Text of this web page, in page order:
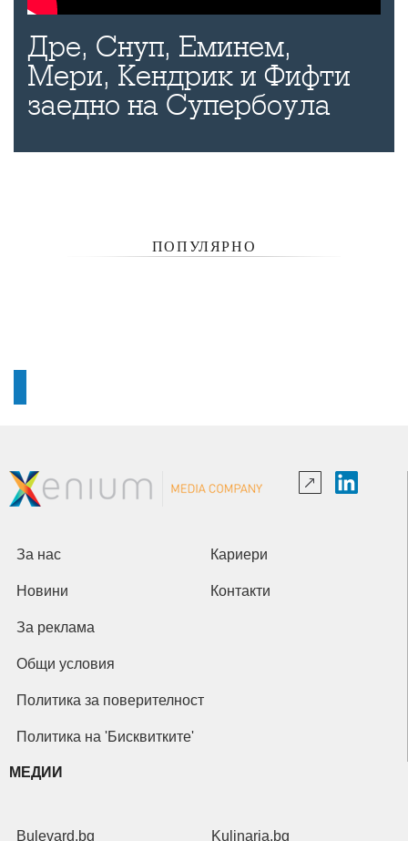
Дре, Снуп, Еминем,
Мери, Кендрик и Фифти
заедно на Супербоула
ПОПУЛЯРНО
За нас Кариери
Новини Контакти
За реклама
Общи условия
Политика за поверителност
Политика на 'Бисквитките'
МЕДИИ
Bulevard.bg Kulinaria.bg